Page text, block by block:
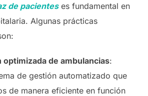
de pacienteses fundamental en
Algunas prácticas
optimizada de ambulancias:
de gestión automatizado que
de manera eficiente en función